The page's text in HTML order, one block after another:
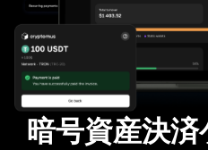
暗号資産決